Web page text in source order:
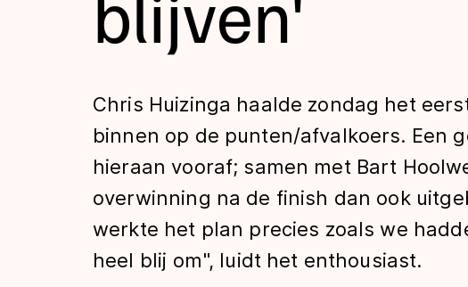
Tijden & historie
De weg op
Schaatsfans
Olympische Spelen
Chris Huizinga haalde zondag het
binnen op de punten/afvalkoers. Een
hieraan vooraf; samen met Bart
overwinning na de finish dan ook
werkte het plan precies zoals we
heel blij om", luidt het enthousiast.